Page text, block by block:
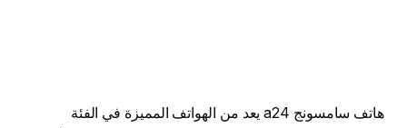
هاتف سامسونج a24 يعد من الهواتف المميزة في الفئة